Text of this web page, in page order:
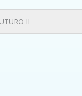
II